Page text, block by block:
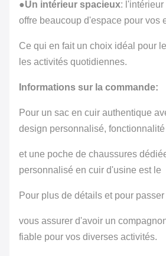
●Un intérieur spacieux:
offre beaucoup d'espace pour vos
Ce qui en fait un choix idéal pour
les activités quotidiennes.
Informations sur la commande:
Pour un sac en cuir authentique
design personnalisé,
et une poche de chaussures
personnalisé en cuir d'usine est le
Pour plus de détails et pour
vous assurer d'avoir un
fiable pour vos diverses activités.